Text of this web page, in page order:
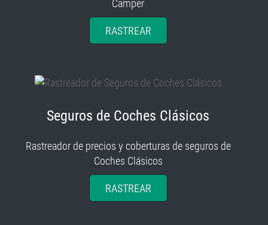
Camper
RASTREAR
Seguros de Coches Clásicos
Rastreador de precios y coberturas de seguros de
Coches Clásicos
RASTREAR